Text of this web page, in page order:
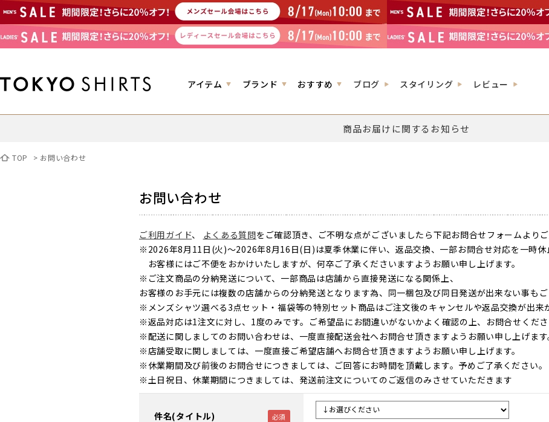
アイテム ブランド おすすめ ブログ スタイリング レビュー
商品お届けに関するお知らせ
TOP > お問い合わせ
お問い合わせ
ご利用ガイド、 よくある質問をご確認頂き、ご不明な点がございましたら下記お問合せフォームよりご
※2026年8月11日(火)～2026年8月16日(日)は夏季休業に伴い、返品交換、一部お問合せ対応を一時休
お客様にはご不便をおかけいたしますが、何卒ご了承くださいますようお願い申し上げます。
※ご注文商品の分納発送について、一部商品は店舗から直接発送になる関係上、
お客様のお手元には複数の店舗からの分納発送となります為、同一梱包及び同日発送が出来ない事もご
※メンズシャツ選べる3点セット・福袋等の特別セット商品はご注文後のキャンセルや返品交換が出来
※返品対応は1注文に対し、1度のみです。ご希望品にお間違いがないかよく確認の上、お問合せくださ
※配送に関しましてのお問い合わせは、一度直接配送会社へお問合せ頂きますようお願い申し上げます
※店舗受取に関しましては、一度直接ご希望店舗へお問合せ頂きますようお願い申し上げます。
※休業期間及び前後のお問合せにつきましては、ご回答にお時間を頂戴します。予めご了承ください。
※土日祝日、休業期間につきましては、発送前注文についてのご返信のみさせていただきます
件名(タイトル)